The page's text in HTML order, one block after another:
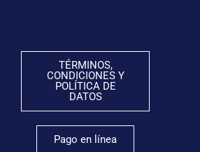
TÉRMINOS,
CONDICIONES Y
POLÍTICA DE
DATOS
Pago en línea